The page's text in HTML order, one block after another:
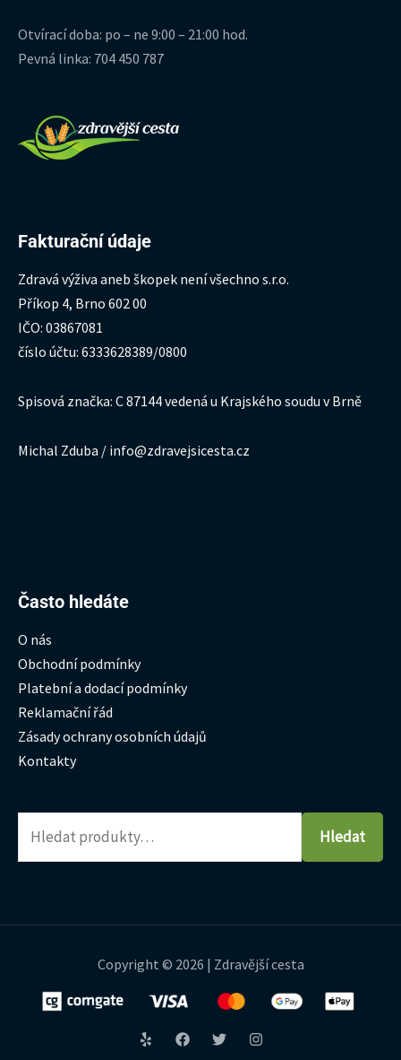
Otvírací doba: po – ne 9:00 – 21:00 hod.
Pevná linka: 704 450 787
Fakturační údaje
Zdravá výživa aneb škopek není všechno s.r.o.
Příkop 4, Brno 602 00
IČO: 03867081
číslo účtu: 6333628389/0800
Spisová značka: C 87144 vedená u Krajského soudu v Brně
Michal Zduba / info@zdravejsicesta.cz
Často hledáte
O nás
Obchodní podmínky
Platební a dodací podmínky
Reklamační řád
Zásady ochrany osobních údajů
Kontakty
Hledat:
Hledat
Copyright © 2026 | Zdravější cesta